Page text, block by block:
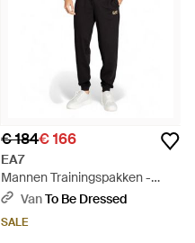
€ 184€ 166
EA7
Mannen Trainingspakken -
Zwart
VanTo Be Dressed
SALE